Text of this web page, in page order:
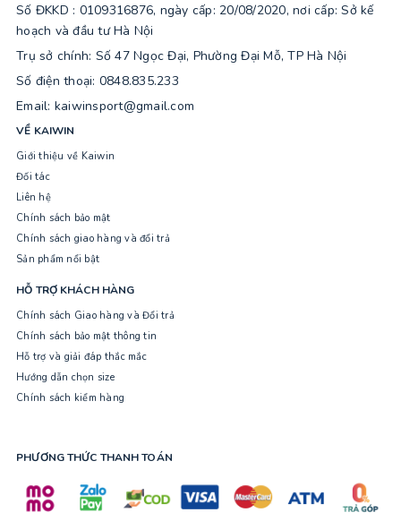
Số ĐKKD : 0109316876, ngày cấp: 20/08/2020, nơi cấp: Sở kế
hoạch và đầu tư Hà Nội
Trụ sở chính: Số 47 Ngọc Đại, Phường Đại Mỗ, TP Hà Nội
Số điện thoại: 0848.835.233
Email: kaiwinsport@gmail.com
VỀ KAIWIN
Giới thiệu về Kaiwin
Đối tác
Liên hệ
Chính sách bảo mật
Chính sách giao hàng và đổi trả
Sản phẩm nổi bật
HỖ TRỢ KHÁCH HÀNG
Chính sách Giao hàng và Đổi trả
Chính sách bảo mật thông tin
Hỗ trợ và giải đáp thắc mắc
Hướng dẫn chọn size
Chính sách kiểm hàng
PHƯƠNG THỨC THANH TOÁN